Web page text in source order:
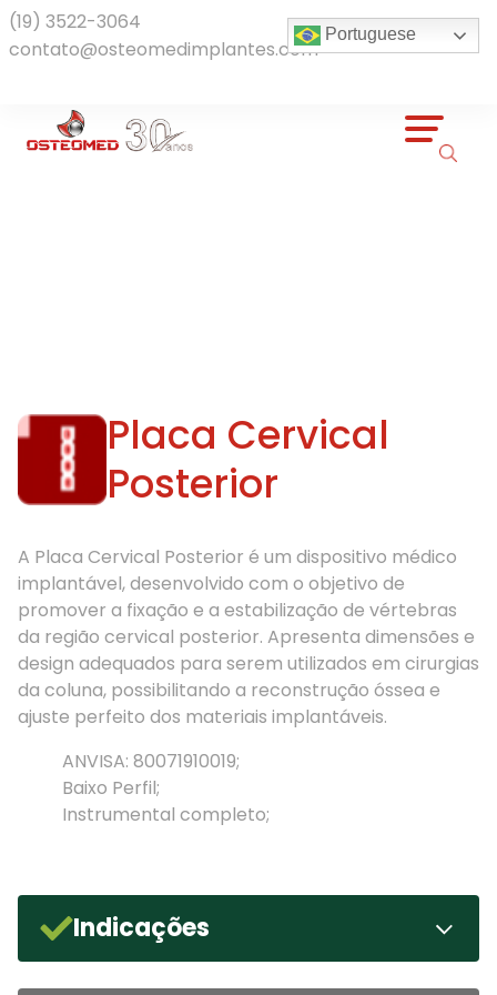
(19) 3522-3064
contato@osteomedimplantes.com
Placa Cervical
Posterior
A Placa Cervical Posterior é um dispositivo médico
implantável, desenvolvido com o objetivo de
promover a fixação e a estabilização de vértebras
da região cervical posterior. Apresenta dimensões e
design adequados para serem utilizados em cirurgias
da coluna, possibilitando a reconstrução óssea e
ajuste perfeito dos materiais implantáveis.
ANVISA: 80071910019;
Baixo Perfil;
Instrumental completo;
Indicações
Instabilidade associada a corpectomia
Portuguese